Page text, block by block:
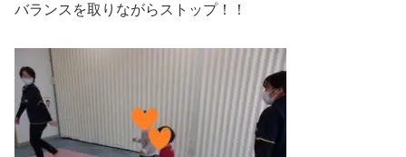
バランスを取りながらストップ！！